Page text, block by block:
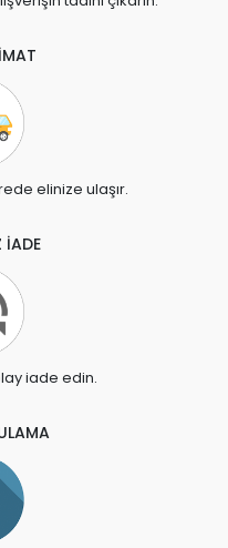
elinize ulaşır.
İADE
iade edin.